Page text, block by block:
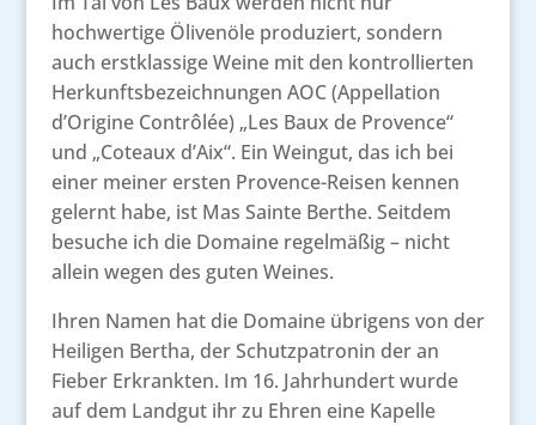
hochwertige Ölivenöle produziert, sondern
auch erstklassige Weine mit den kontrollierten
Herkunftsbezeichnungen AOC (Appellation
d’Origine Contrôlée) „Les Baux de Provence“
und „Coteaux d’Aix“. Ein Weingut, das ich bei
einer meiner ersten Provence-Reisen kennen
gelernt habe, ist Mas Sainte Berthe. Seitdem
besuche ich die Domaine regelmäßig – nicht
allein wegen des guten Weines.
Ihren Namen hat die Domaine übrigens von der
Heiligen Bertha, der Schutzpatronin der an
Fieber Erkrankten. Im 16. Jahrhundert wurde
auf dem Landgut ihr zu Ehren eine Kapelle